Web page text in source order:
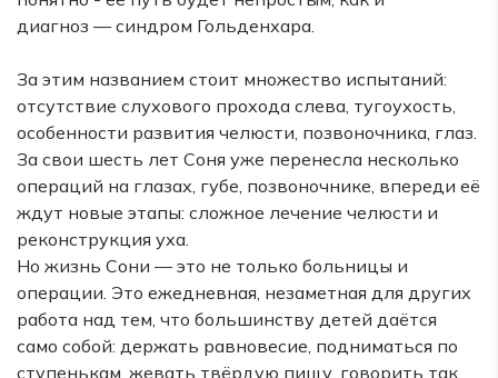
диагноз — синдром Гольденхара.
За этим названием стоит множество испытаний:
отсутствие слухового прохода слева, тугоухость,
особенности развития челюсти, позвоночника, глаз.
За свои шесть лет Соня уже перенесла несколько
операций на глазах, губе, позвоночнике, впереди её
ждут новые этапы: сложное лечение челюсти и
реконструкция уха.
Но жизнь Сони — это не только больницы и
операции. Это ежедневная, незаметная для других
работа над тем, что большинству детей даётся
само собой: держать равновесие, подниматься по
ступенькам, жевать твёрдую пищу, говорить так,